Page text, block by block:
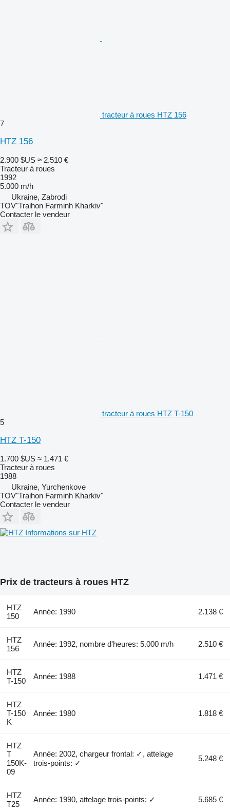
tracteur à roues HTZ 156
7
HTZ 156
2.900 $US ≈ 2.510 €
Tracteur à roues
1992
5.000 m/h
Ukraine, Zabrodi
TOV"Traihon Farminh Kharkiv"
Contacter le vendeur
tracteur à roues HTZ T-150
5
HTZ T-150
1.700 $US ≈ 1.471 €
Tracteur à roues
1988
Ukraine, Yurchenkove
TOV"Traihon Farminh Kharkiv"
Contacter le vendeur
Informations sur HTZ
Prix de tracteurs à roues HTZ
HTZ
150
Année: 1990 2.138 €
HTZ
156
Année: 1992, nombre d'heures: 5.000 m/h 2.510 €
HTZ
T-150
Année: 1988 1.471 €
HTZ
T-150
K
Année: 1980 1.818 €
HTZ
T
150K-
09
Année: 2002, chargeur frontal: ✓, attelage
trois-points: ✓
5.248 €
HTZ
T25
Année: 1990, attelage trois-points: ✓ 5.685 €